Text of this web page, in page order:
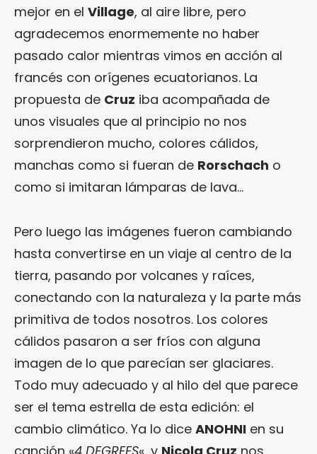
mejor en el Village, al aire libre, pero
agradecemos enormemente no haber
pasado calor mientras vimos en acción al
francés con orígenes ecuatorianos. La
propuesta de Cruz iba acompañada de
unos visuales que al principio no nos
sorprendieron mucho, colores cálidos,
manchas como si fueran de Rorschach o
como si imitaran lámparas de lava…
Pero luego las imágenes fueron cambiando
hasta convertirse en un viaje al centro de la
tierra, pasando por volcanes y raíces,
conectando con la naturaleza y la parte más
primitiva de todos nosotros. Los colores
cálidos pasaron a ser fríos con alguna
imagen de lo que parecían ser glaciares.
Todo muy adecuado y al hilo del que parece
ser el tema estrella de esta edición: el
cambio climático. Ya lo dice ANOHNI en su